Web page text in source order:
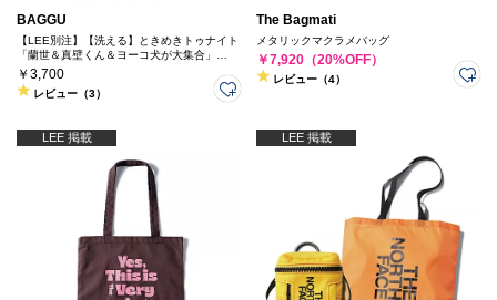
BAGGU
【LEE別注】【洗える】ときめきトゥナイト
「蘭世＆真壁くん＆ヨーコ犬が大集合」
Standard Bag
￥3,700
レビュー（3）
The Bagmati
メタリックマクラメバッグ
￥7,920（20%OFF）
レビュー（4）
LEE 掲載 LEE 掲載